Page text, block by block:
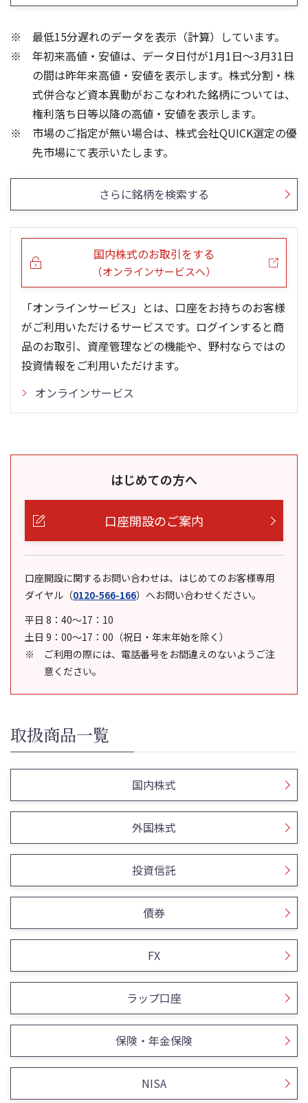
25/12
25/10
25/08
25/06
25/04
1,000
1,100
1,300
24/01
23/01
22/01
21/01
800
1,000
最低15分遅れのデータを表示（計算）しています。
年初来高値・安値は、データ日付が1月1日～3月31日
の間は昨年来高値・安値を表示します。株式分割・株
式併合など資本異動がおこなわれた銘柄については、
権利落ち日等以降の高値・安値を表示します。
市場のご指定が無い場合は、株式会社QUICK選定の優
先市場にて表示いたします。
さらに銘柄を検索する
国内株式のお取引をする
（オンラインサービスへ）
「オンラインサービス」とは、口座をお持ちのお客様
がご利用いただけるサービスです。ログインすると商
品のお取引、資産管理などの機能や、野村ならではの
投資情報をご利用いただけます。
オンラインサービス
はじめての方へ
口座開設のご案内
口座開設に関するお問い合わせは、はじめてのお客様専用
ダイヤル （0120-566-166） へお問い合わせください。
平日 8：40～17：10
土日 9：00～17：00（祝日・年末年始を除く）
ご利用の際には、電話番号をお間違えのないようご注
意ください。
取扱商品一覧
国内株式
外国株式
投資信託
債券
FX
ラップ口座
保険・年金保険
NISA